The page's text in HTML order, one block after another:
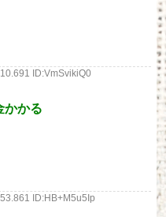
ID:VmSvikiQ0
かかる
ID:HB+M5u5Ip